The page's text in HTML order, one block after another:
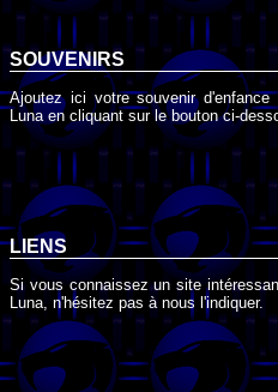
SOUVENIRS
Ajoutez ici votre souvenir
Luna en cliquant sur le bouton ci-
LIENS
Si vous connaissez un site
Luna, n'hésitez pas à nous l'indiquer.